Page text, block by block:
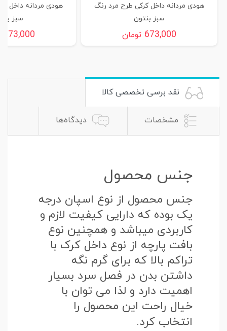
هودی مردانه داخل کرکی طرح مرد رنگ
سبز بنتون
673,000 تومان
هودی مردانه داخل
سبز
673,000
نقد برسی تخصصی کالا
مشخصات دیدگاه‌ها
جنس محصول
جنس محصول از نوع اسپان درجه
یک بوده که دارایی کیفیت لازم و
کاربردی میباشد و همچنین نوع
بافت پارچه از نوع داخل کرک با
تراکم بالا که برای گرم نگه
داشتن بدن در فصل سرد بسیار
اهمیت دارد و لذا می توان با
خیال راحت این محصول را
انتخاب کرد.